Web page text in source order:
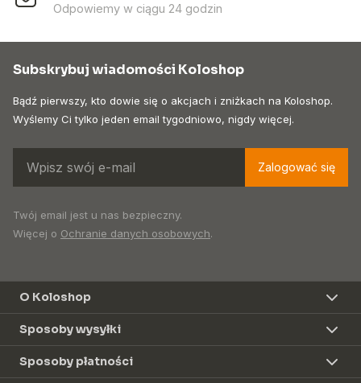
Odpowiemy w ciągu 24 godzin
Subskrybuj wiadomości Koloshop
Bądź pierwszy, kto dowie się o akcjach i zniżkach na Koloshop.
Wyślemy Ci tylko jeden email tygodniowo, nigdy więcej.
Zalogować się
Twój email jest u nas bezpieczny.
Więcej o Ochranie danych osobowych.
O Koloshop
Sposoby wysyłki
Sposoby płatności